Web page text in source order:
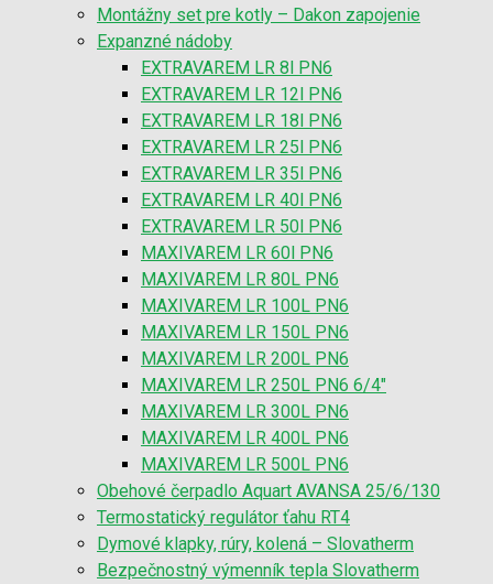
Montážny set pre kotly – Dakon zapojenie
Expanzné nádoby
EXTRAVAREM LR 8l PN6
EXTRAVAREM LR 12l PN6
EXTRAVAREM LR 18l PN6
EXTRAVAREM LR 25l PN6
EXTRAVAREM LR 35l PN6
EXTRAVAREM LR 40l PN6
EXTRAVAREM LR 50l PN6
MAXIVAREM LR 60l PN6
MAXIVAREM LR 80L PN6
MAXIVAREM LR 100L PN6
MAXIVAREM LR 150L PN6
MAXIVAREM LR 200L PN6
MAXIVAREM LR 250L PN6 6/4″
MAXIVAREM LR 300L PN6
MAXIVAREM LR 400L PN6
MAXIVAREM LR 500L PN6
Obehové čerpadlo Aquart AVANSA 25/6/130
Termostatický regulátor ťahu RT4
Dymové klapky, rúry, kolená – Slovatherm
Bezpečnostný výmenník tepla Slovatherm